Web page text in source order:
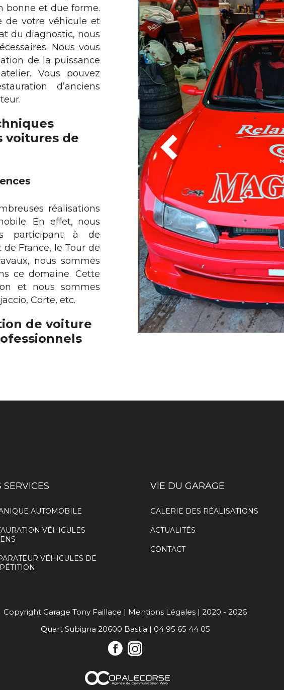
bonne et due forme.
de votre véhicule et
du diagnostic, nous
Nous vous
de la puissance
Vous pouvez
d’anciens
voitures de
réalisations
En effet, nous
participant à de
France, le Tour de
nous sommes
ce domaine. Cette
et nous sommes
Corte, etc.
de voiture
SERVICES
AUTOMOBILE
VÉHICULES
VÉHICULES DE
VIE DU GARAGE
GALERIE DES RÉALISATIONS
ACTUALITÉS
CONTACT
Copyright Garage Tony Faillace | Mentions Légales | 2020 - 2026
Quart Subigna 20600 Bastia | 04 95 65 44 05